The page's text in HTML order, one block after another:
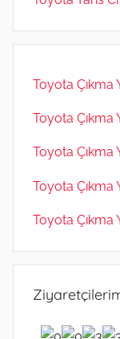
Toyota Çıkma
Toyota Çıkma
Toyota Çıkma
Toyota Çıkma
Toyota Çıkma